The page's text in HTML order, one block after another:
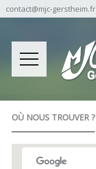
contact@mjc-gerstheim.fr
OÙ NOUS TROUVER ?